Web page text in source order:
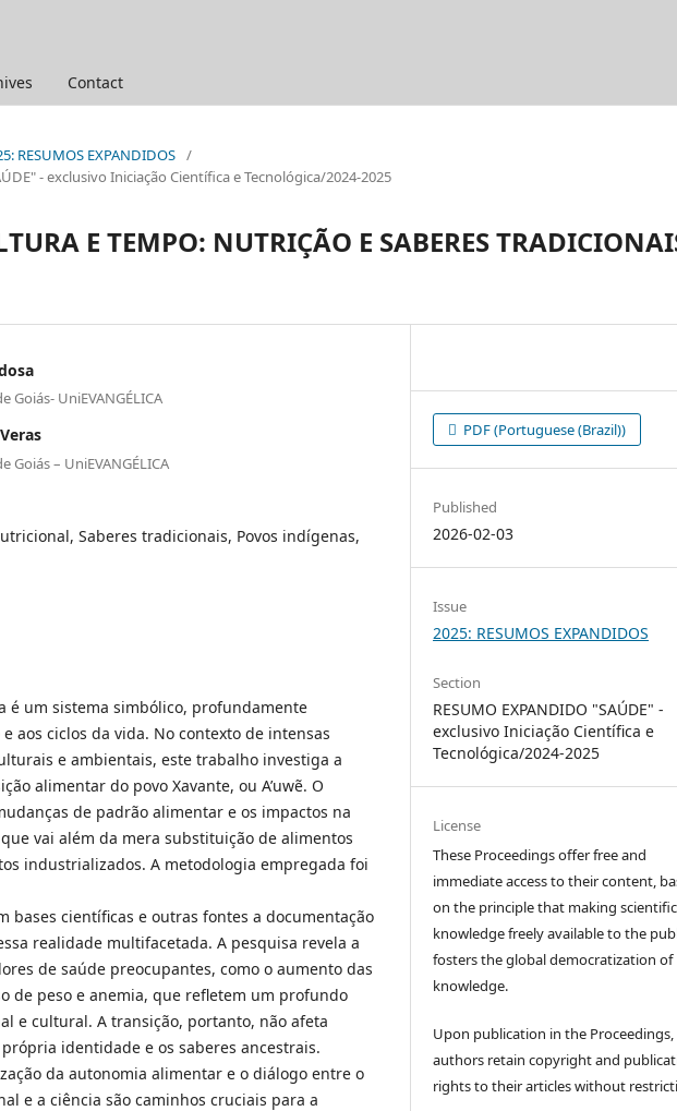
Contact
RESUMOS EXPANDIDOS /
- exclusivo Iniciação Científica e Tecnológica/2024-2025
E TEMPO: NUTRIÇÃO E SABERES
Goiás- UniEVANGÉLICA
Goiás – UniEVANGÉLICA
Saberes tradicionais, Povos indígenas,
é um sistema simbólico, profundamente
aos ciclos da vida. No contexto de intensas
e ambientais, este trabalho investiga a
alimentar do povo Xavante, ou A’uwẽ. O
de padrão alimentar e os impactos na
vai além da mera substituição de alimentos
industrializados. A metodologia empregada foi
bases científicas e outras fontes a documentação
realidade multifacetada. A pesquisa revela a
de saúde preocupantes, como o aumento das
de peso e anemia, que refletem um profundo
e cultural. A transição, portanto, não afeta
identidade e os saberes ancestrais.
da autonomia alimentar e o diálogo entre o
e a ciência são caminhos cruciais para a
PDF (Portuguese (Brazil))
Published
2026-02-03
Issue
2025: RESUMOS EXPANDIDOS
Section
RESUMO EXPANDIDO "SAÚDE" -
exclusivo Iniciação Científica e
Tecnológica/2024-2025
License
These Proceedings offer free and
immediate access to their content,
on the principle that making scientific
knowledge freely available to the
fosters the global democratization of
knowledge.
Upon publication in the Proceedings,
authors retain copyright and
rights to their articles without